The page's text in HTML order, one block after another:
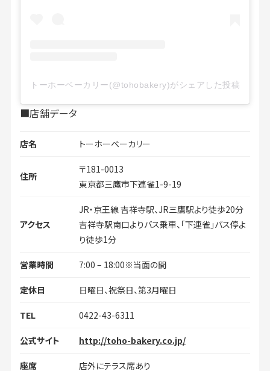
トーホーベーカリー(@tohobakery)がシェアした投稿
■店舗データ
店名 トーホーベーカリー
住所
〒181-0013
東京都三鷹市下連雀1-9-19
アクセス
JR・京王線 吉祥寺駅、JR三鷹駅より徒歩20分
吉祥寺駅南口よりバス乗車、「下連雀」バス停よ
り徒歩1分
営業時間 7:00 – 18:00※当面の間
定休日 日曜日、祝祭日、第3月曜日
TEL 0422-43-6311
公式サイト http://toho-bakery.co.jp/
座席 店外にテラス席あり